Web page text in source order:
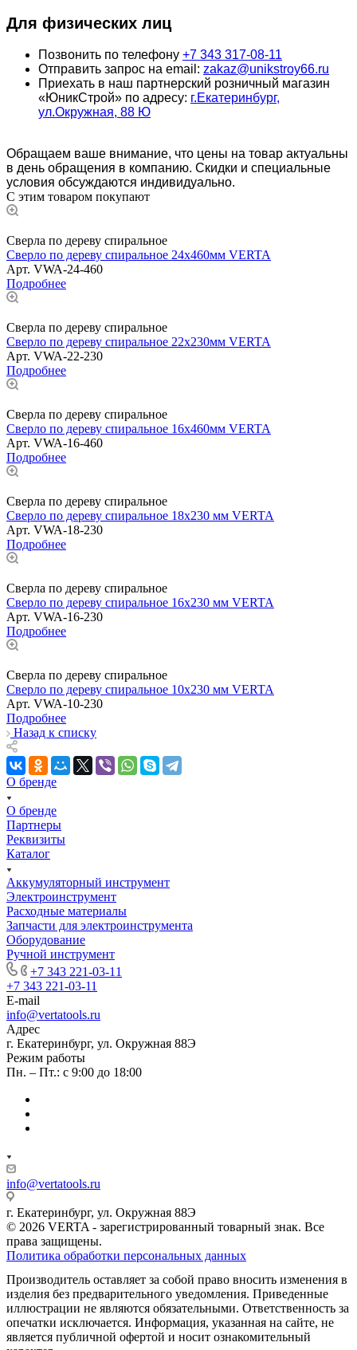
Для физических лиц
Позвонить по телефону +7 343 317-08-11
Отправить запрос на email: zakaz@unikstroy66.ru
Приехать в наш партнерский розничный магазин
«ЮникСтрой» по адресу: г.Екатеринбург,
ул.Окружная, 88 Ю
Обращаем ваше внимание, что цены на товар актуальны
в день обращения в компанию. Скидки и специальные
условия обсуждаются индивидуально.
С этим товаром покупают
Сверла по дереву спиральное
Сверло по дереву спиральное 24x460мм VERTA
Арт. VWA-24-460
Подробнее
Сверла по дереву спиральное
Сверло по дереву спиральное 22x230мм VERTA
Арт. VWA-22-230
Подробнее
Сверла по дереву спиральное
Сверло по дереву спиральное 16x460мм VERTA
Арт. VWA-16-460
Подробнее
Сверла по дереву спиральное
Сверло по дереву спиральное 18x230 мм VERTA
Арт. VWA-18-230
Подробнее
Сверла по дереву спиральное
Сверло по дереву спиральное 16x230 мм VERTA
Арт. VWA-16-230
Подробнее
Сверла по дереву спиральное
Сверло по дереву спиральное 10x230 мм VERTA
Арт. VWA-10-230
Подробнее
Назад к списку
О бренде
О бренде
Партнеры
Реквизиты
Каталог
Аккумуляторный инструмент
Электроинструмент
Расходные материалы
Запчасти для электроинструмента
Оборудование
Ручной инструмент
+7 343 221-03-11
+7 343 221-03-11
E-mail
info@vertatools.ru
Адрес
г. Екатеринбург, ул. Окружная 88Э
Режим работы
Пн. – Пт.: с 9:00 до 18:00
info@vertatools.ru
г. Екатеринбург, ул. Окружная 88Э
© 2026 VERTA - зарегистрированный товарный знак. Все
права защищены.
Политика обработки персональных данных
Производитель оставляет за собой право вносить изменения в
изделия без предварительного уведомления. Приведенные
иллюстрации не являются обязательными. Ответственность за
опечатки исключается. Информация, указанная на сайте, не
является публичной офертой и носит ознакомительный